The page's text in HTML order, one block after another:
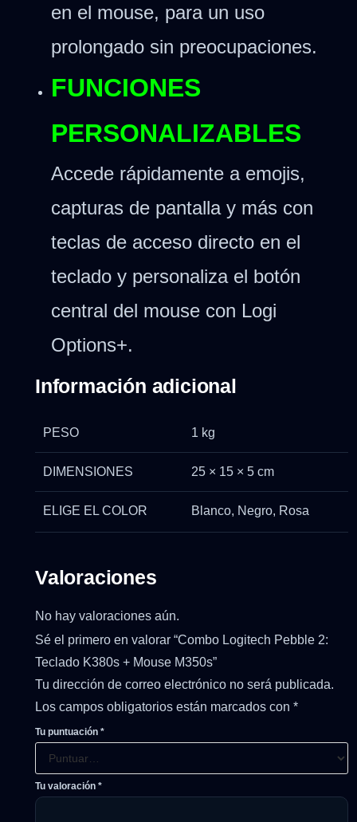
en el mouse, para un uso
prolongado sin preocupaciones.
FUNCIONES
PERSONALIZABLES
Accede rápidamente a emojis,
capturas de pantalla y más con
teclas de acceso directo en el
teclado y personaliza el botón
central del mouse con Logi
Options+.
Información adicional
PESO 1 kg
DIMENSIONES 25 × 15 × 5 cm
ELIGE EL COLOR Blanco, Negro, Rosa
Valoraciones
No hay valoraciones aún.
Sé el primero en valorar “Combo Logitech Pebble 2:
Teclado K380s + Mouse M350s”
Tu dirección de correo electrónico no será publicada.
Los campos obligatorios están marcados con *
Tu puntuación *
Tu valoración *